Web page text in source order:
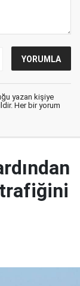
yazan kişiye
Her bir yorum